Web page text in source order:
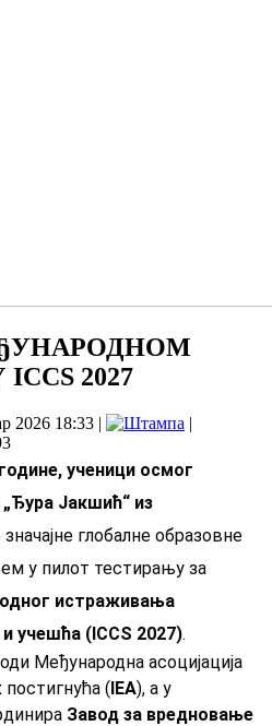
2027
2026 18:33 |
|
ученици осмог
Јакшић“ из
глобалне образовне
у пилот тестирању за
истраживања
учешћа (ICCS 2027).
Међународна асоцијација
постигнућа (IEA), а у
Завод за вредновање